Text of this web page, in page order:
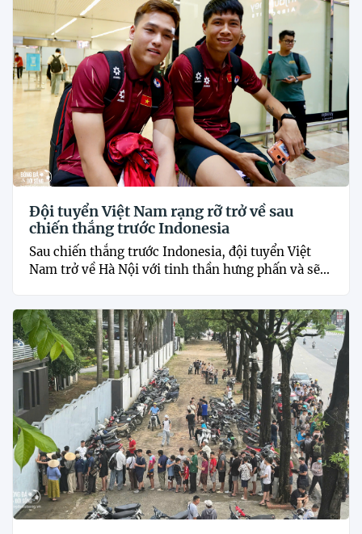
Đội tuyển Việt Nam rạng rỡ trở về sau
chiến thắng trước Indonesia
Sau chiến thắng trước Indonesia, đội tuyển Việt
Nam trở về Hà Nội với tinh thần hưng phấn và sẽ...